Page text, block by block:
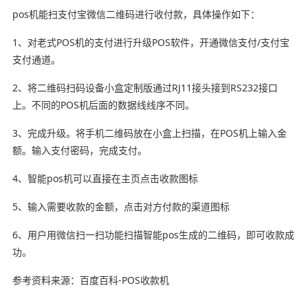
pos机能扫支付宝微信二维码进行收付款，具体操作如下：
1、对老式POS机的支付进行升级POS软件，开通微信支付/支付宝
支付通道。
2、将二维码扫码设备小盒定制版通过RJ11接头接到RS232接口
上。不同的POS机后面的数据线线序不同。
3、完成升级。将手机二维码放在小盒上扫描，在POS机上输入金
额。输入支付密码，完成支付。
4、智能pos机可以直接在主页点击收款图标
5、输入需要收款的金额，点击对方付款的渠道图标
6、用户用微信扫一扫功能扫描智能pos生成的二维码，即可收款成
功。
参考资料来源：百度百科-POS收款机